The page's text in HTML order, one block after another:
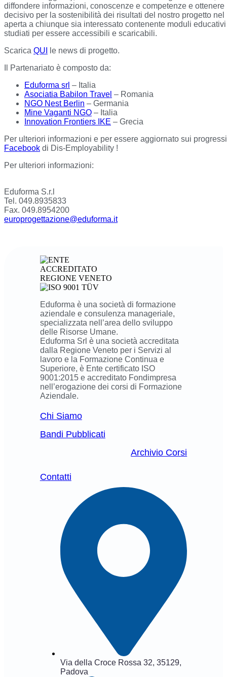
diffondere informazioni, conoscenze e competenze e
decisivo per la sostenibilità dei risultati del nostro progetto
aperta a chiunque sia interessato contenente moduli
studiati per essere accessibili e scaricabili.
Scarica QUI
le news di progetto.
Il Partenariato è composto da:
Eduforma srl – Italia
Asociatia Babilon Travel – Romania
NGO Nest Berlin – Germania
Mine Vaganti NGO – Italia
Innovation Frontiers IKE – Grecia
Per ulteriori informazioni e per essere aggiornato sui
Facebook di Dis-Employability !
Per ulteriori informazioni:
Eduforma S.r.l
Tel. 049.8935833
Fax. 049.8954200
europrogettazione@eduforma.it
Eduforma è una società di formazione
aziendale e consulenza manageriale,
specializzata nell’area dello sviluppo
delle Risorse Umane.
Eduforma Srl è una società accreditata
dalla Regione Veneto per i Servizi al
lavoro e la Formazione Continua e
Superiore, è Ente certificato ISO
9001:2015 e accreditato Fondimpresa
nell’erogazione dei corsi di Formazione
Aziendale.
Chi Siamo
Bandi Pubblicati
Archivio Corsi
Contatti
Via della Croce Rossa 32, 35129,
Padova